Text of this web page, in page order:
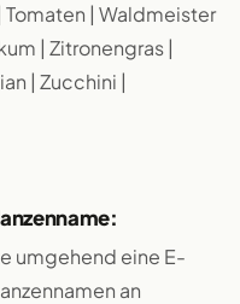
Tomaten | Waldmeister
| Zitronengras |
| Zucchini |
umgehend eine E-
an